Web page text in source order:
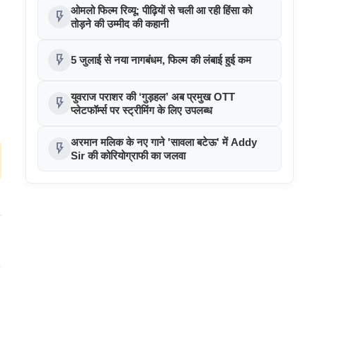
flash_on ओमलो फिल्म रिव्यू: पीढ़ियों से चली आ रही हिंसा को
तोड़ने की उम्मीद की कहानी
flash_on 5 जुलाई से नया नागबंधम, फिल्म की लंबाई हुई कम
flash_on युवराज पराशर की ‘गुड़हल’ अब प्रमुख OTT
प्लेटफॉर्म्स पर स्ट्रीमिंग के लिए उपलब्ध
flash_on अरमान मलिक के नए गाने 'सावला बटेऊ' में Addy
Sir की कोरियोग्राफी का जलवा